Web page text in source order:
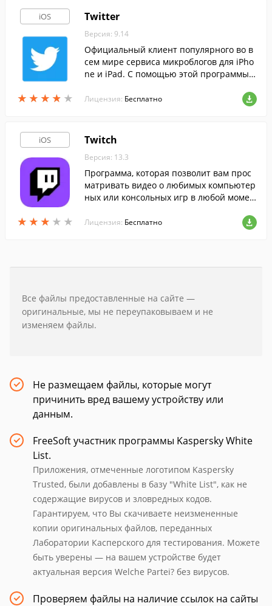
iOS
★ ★ ★ ★ ★
★ ★ ★ ★ ★
Twitter
Версия: 9.14
Официальный клиент популярного во в
сем мире сервиса микроблогов для iPho
ne и iPad. С помощью этой программы в
стей из жизни ваших кумиров и знаком
Лицензия: Бесплатно
iOS
★ ★ ★ ★ ★
★ ★ ★ ★ ★
Twitch
Версия: 13.3
Программа, которая позволит вам прос
матривать видео о любимых компьютер
ных или консольных игр в любой момен
Лицензия: Бесплатно
Все файлы предоставленные на сайте —
оригинальные, мы не переупаковываем и не
изменяем файлы.
Не размещаем файлы, которые могут
причинить вред вашему устройству или
данным.
FreeSoft участник программы Kaspersky White
List.
Приложения, отмеченные логотипом Kaspersky
Trusted, были добавлены в базу "White List", как не
содержащие вирусов и зловредных кодов.
Гарантируем, что Вы скачиваете неизмененные
копии оригинальных файлов, переданных
Лаборатории Касперского для тестирования. Можете
быть уверены — на вашем устройстве будет
актуальная версия Welche Partei? без вирусов.
Проверяем файлы на наличие ссылок на сайты